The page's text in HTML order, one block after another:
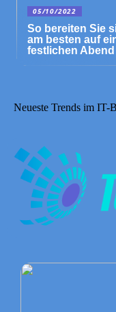
05/10/2022
So bereiten Sie
am besten auf
festlichen
Neueste Trends im IT-